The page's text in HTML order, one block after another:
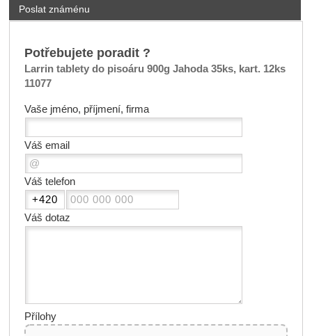
Poslat známénu
Potřebujete poradit ?
Larrin tablety do pisoáru 900g Jahoda 35ks, kart. 12ks
11077
Vaše jméno, příjmení, firma
Váš email
Váš telefon
Váš dotaz
Přílohy